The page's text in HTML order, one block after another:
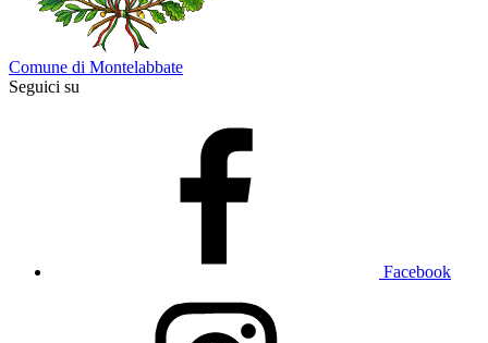
Comune di Montelabbate
Seguici su
Facebook